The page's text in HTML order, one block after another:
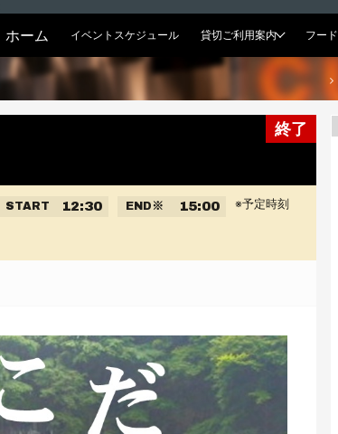
ホーム イベントスケジュール 貸切ご利用案内 フード
終了
START 12:30 END ※ 15:00 ※予定時刻